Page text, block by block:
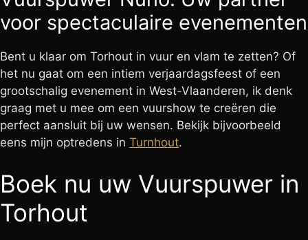
voor spectaculaire evenementen
Bent u klaar om Torhout in vuur en vlam te zetten? Of
het nu gaat om een intiem verjaardagsfeest of een
grootschalig evenement in West-Vlaanderen, ik denk
graag met u mee om een vuurshow te creëren die
perfect aansluit bij uw wensen. Bekijk bijvoorbeeld
eens mijn optredens in Turnhout.
Boek nu uw Vuurspuwer in
Torhout